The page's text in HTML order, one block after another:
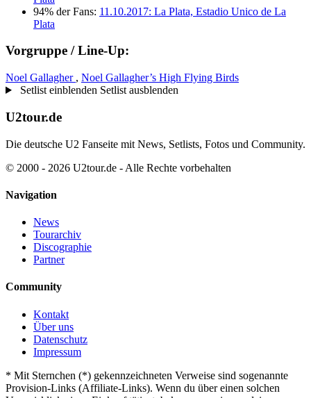
94% der Fans: 11.10.2017: La Plata, Estadio Unico de La
Plata
Vorgruppe / Line-Up:
Noel Gallagher , Noel Gallagher’s High Flying Birds
Setlist einblenden Setlist ausblenden
U2tour.de
Die deutsche U2 Fanseite mit News, Setlists, Fotos und Community.
© 2000 - 2026 U2tour.de - Alle Rechte vorbehalten
Navigation
News
Tourarchiv
Discographie
Partner
Community
Kontakt
Über uns
Datenschutz
Impressum
* Mit Sternchen (*) gekennzeichneten Verweise sind sogenannte
Provision-Links (Affiliate-Links). Wenn du über einen solchen